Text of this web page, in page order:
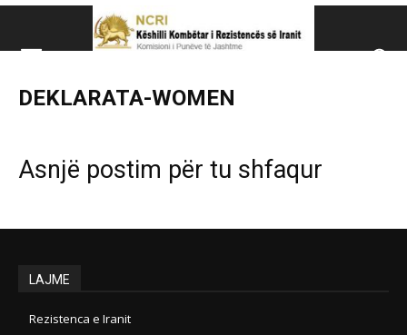
Këshillit Kombëtar të Rezistencës së Iranit (NCRI)
DEKLARATA-WOMEN
Asnjë postim për tu shfaqur
LAJME
Rezistenca e Iranit